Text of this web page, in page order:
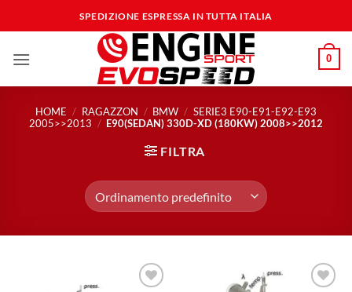
ai
SPEDIZIONE ESPRESSA IN TUTTA ITALIA
0
HOME / RAGAZZON / BMW / SERIE3 E90-E91-E92-E93
2005>>2013 / E90(SEDAN) 330D-XD (180KW) 2008>>2012
FILTRA